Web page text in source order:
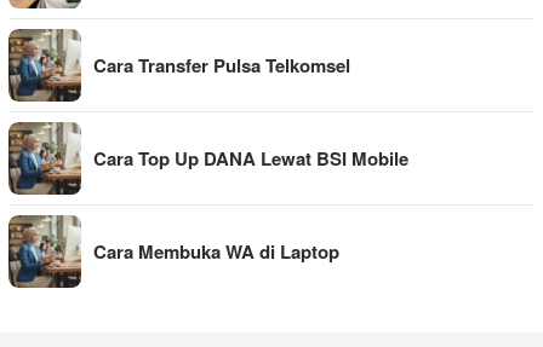
Cara Transfer Pulsa Telkomsel
Cara Top Up DANA Lewat BSI Mobile
Cara Membuka WA di Laptop